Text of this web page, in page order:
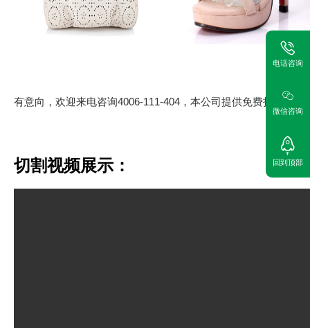
有意向，欢迎来电咨询4006-111-404 ，本公司提供免费打样。
切割视频展示：
电话咨询
微信咨询
回到顶部